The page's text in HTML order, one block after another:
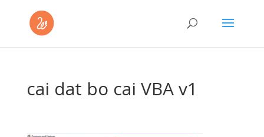
cai dat bo cai VBA v1